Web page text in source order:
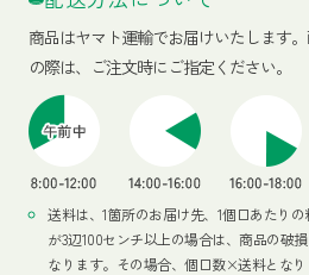
商品はヤマト運輸でお届けいたします。
の際は、ご注文時にご指定ください。
送料は、1箇所のお届け先、1個口あたり
が3辺100センチ以上の場合は、商品の破
なります。その場合、個口数×送料となり